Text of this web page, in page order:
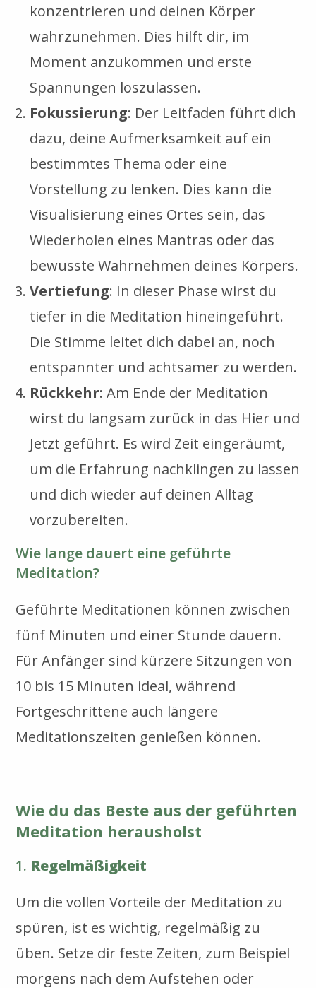
konzentrieren und deinen Körper
wahrzunehmen. Dies hilft dir, im
Moment anzukommen und erste
Spannungen loszulassen.
Fokussierung: Der Leitfaden führt dich
dazu, deine Aufmerksamkeit auf ein
bestimmtes Thema oder eine
Vorstellung zu lenken. Dies kann die
Visualisierung eines Ortes sein, das
Wiederholen eines Mantras oder das
bewusste Wahrnehmen deines Körpers.
Vertiefung: In dieser Phase wirst du
tiefer in die Meditation hineingeführt.
Die Stimme leitet dich dabei an, noch
entspannter und achtsamer zu werden.
Rückkehr: Am Ende der Meditation
wirst du langsam zurück in das Hier und
Jetzt geführt. Es wird Zeit eingeräumt,
um die Erfahrung nachklingen zu lassen
und dich wieder auf deinen Alltag
vorzubereiten.
Wie lange dauert eine geführte
Meditation?
Geführte Meditationen können zwischen
fünf Minuten und einer Stunde dauern.
Für Anfänger sind kürzere Sitzungen von
10 bis 15 Minuten ideal, während
Fortgeschrittene auch längere
Meditationszeiten genießen können.
Wie du das Beste aus der geführten
Meditation herausholst
1. Regelmäßigkeit
Um die vollen Vorteile der Meditation zu
spüren, ist es wichtig, regelmäßig zu
üben. Setze dir feste Zeiten, zum Beispiel
morgens nach dem Aufstehen oder